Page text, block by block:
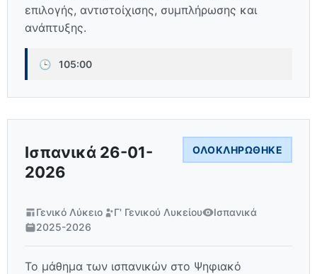
επιλογής, αντιστοίχισης, συμπλήρωσης και
ανάπτυξης.
🕒 105:00
Ισπανικά 26-01-
2026
ΟΛΟΚΛΗΡΏΘΗΚΕ
Γενικό Λύκειο Γ' Γενικού Λυκείου
Ισπανικά
2025-2026
Το μάθημα των ισπανικών στο Ψηφιακό